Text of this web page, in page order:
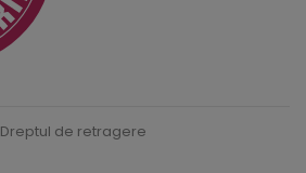
Dreptul de retragere